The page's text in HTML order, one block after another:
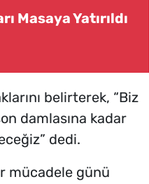
Masaya Yatırıldı
belirterek, “Biz
damlasına kadar
dedi.
mücadele günü